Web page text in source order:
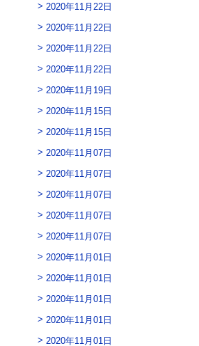
2020年11月22日
2020年11月22日
2020年11月22日
2020年11月22日
2020年11月19日
2020年11月15日
2020年11月15日
2020年11月07日
2020年11月07日
2020年11月07日
2020年11月07日
2020年11月07日
2020年11月01日
2020年11月01日
2020年11月01日
2020年11月01日
2020年11月01日